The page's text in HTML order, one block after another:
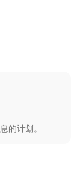
的计划。